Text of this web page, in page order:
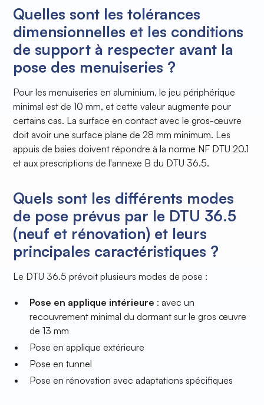
Quelles sont les tolérances
dimensionnelles et les conditions
de support à respecter avant la
pose des menuiseries ?
Pour les menuiseries en aluminium, le jeu périphérique
minimal est de 10 mm, et cette valeur augmente pour
certains cas. La surface en contact avec le gros-œuvre
doit avoir une surface plane de 28 mm minimum. Les
appuis de baies doivent répondre à la norme NF DTU 20.1
et aux prescriptions de l'annexe B du DTU 36.5.
Quels sont les différents modes
de pose prévus par le DTU 36.5
(neuf et rénovation) et leurs
principales caractéristiques ?
Le DTU 36.5 prévoit plusieurs modes de pose :
Pose en applique intérieure : avec un
recouvrement minimal du dormant sur le gros œuvre
de 13 mm
Pose en applique extérieure
Pose en tunnel
Pose en rénovation avec adaptations spécifiques